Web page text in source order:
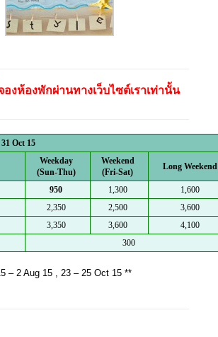
งห้องพักผ่านทางเว็บไซต์เราเท่านั้น
Oct 15
Weekday
(Sun-Thu)
Weekend
(Fri-Sat)
Long Weekend
950 1,300
1,600
2,350 2,500
3,600
3,350 3,600
4,100
300
– 2 Aug 15 , 23 – 25 Oct 15 **